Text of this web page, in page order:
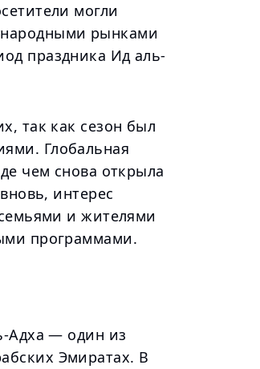
могли
рынками
праздника Ид аль-
так как сезон был
Глобальная
чем снова открыла
интерес
и жителями
программами.
Адха — один из
Эмиратах. В